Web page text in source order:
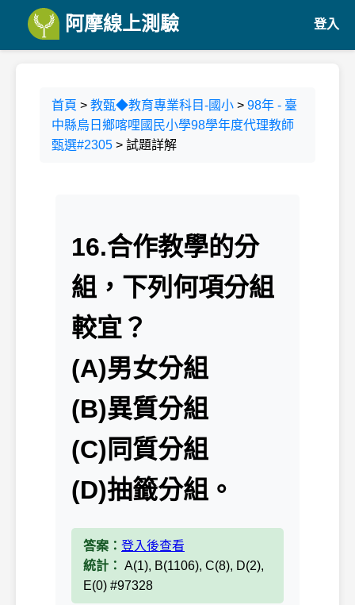
阿摩線上測驗 登入
首頁 > 教甄◆教育專業科目-國小 > 98年 - 臺
中縣烏日鄉喀哩國民小學98學年度代理教師
甄選#2305 > 試題詳解
16.合作教學的分
組，下列何項分組
較宜？
(A)男女分組
(B)異質分組
(C)同質分組
(D)抽籤分組。
答案： 登入後查看
統計： A(1), B(1106), C(8), D(2),
E(0) #97328